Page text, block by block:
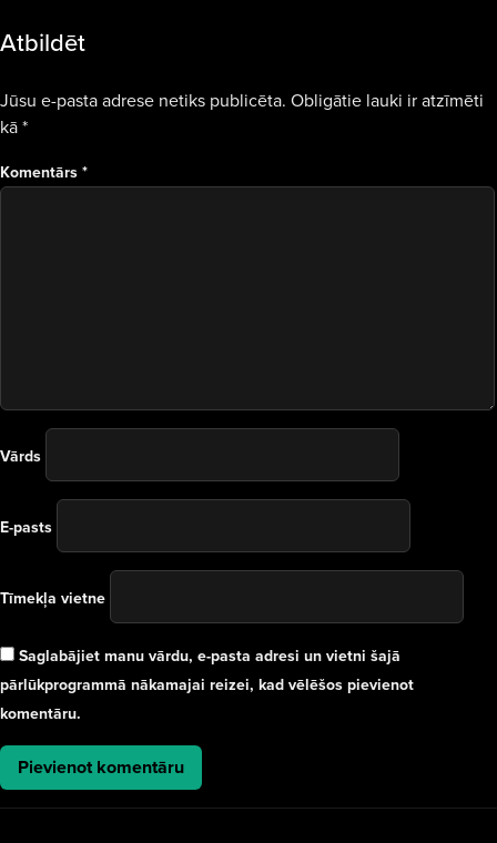
Atbildēt
Jūsu e-pasta adrese netiks publicēta. Obligātie lauki ir atzīmēti
kā*
Komentārs*
Vārds
E-pasts
Tīmekļa vietne
Saglabājiet manu vārdu, e-pasta adresi un vietni šajā
pārlūkprogrammā nākamajai reizei, kad vēlēšos pievienot
komentāru.